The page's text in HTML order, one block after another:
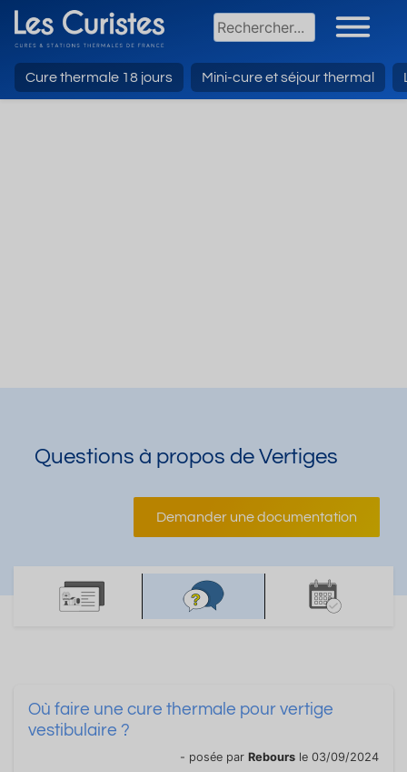
Cure thermale 18 jours Mini-cure et séjour thermal
Questions à propos de Vertiges
Demander une documentation
Où faire une cure thermale pour vertige
vestibulaire ?
- posée par Rebours le 03/09/2024